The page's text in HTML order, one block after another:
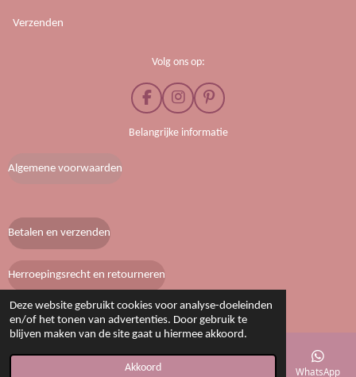
Deze website gebruikt cookies voor analyse-doeleinden
en/of het tonen van advertenties. Door gebruik te
blijven maken van de site gaat u hiermee akkoord.
Akkoord
Verzenden
Volg ons op:
F
a
c
I
n
s
P
i
n
Belangrijke informatie
Algemene voorwaarden
Betalen en verzenden
Herroepingsrecht en retourneren
© 2020 - 2026 Lobke’s boetiek
Telefoonnummer WhatsApp